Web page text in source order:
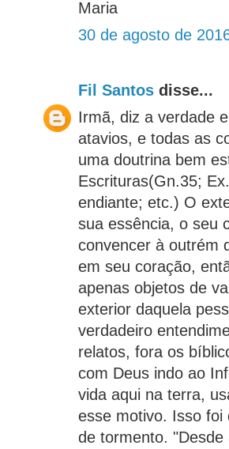
Maria
30 de agosto de
Fil Santos disse...
Irmã, diz a verdade
atavios, e todas as
uma doutrina bem
Escrituras(Gn.35;
endiante; etc.) O
sua essência, o seu
convencer à outrém
em seu coração,
apenas objetos de
exterior daquela
verdadeiro
relatos, fora os
com Deus indo ao
vida aqui na terra,
esse motivo. Isso foi
de tormento.